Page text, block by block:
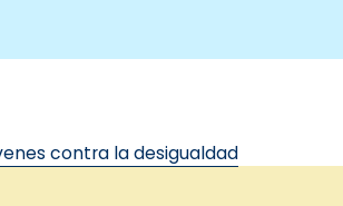
contra la desigualdad